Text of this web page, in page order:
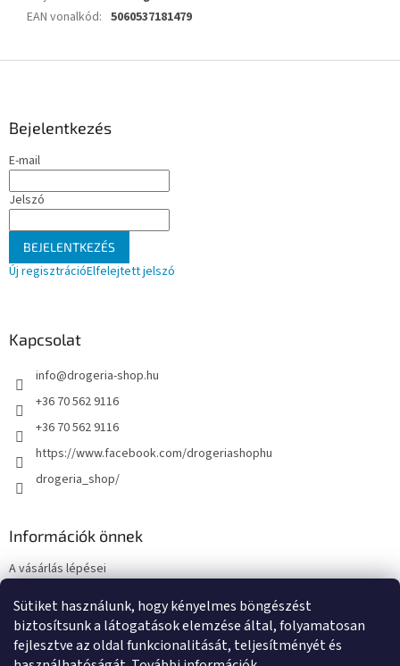
Sütiket használunk, hogy kényelmes böngészést
biztosítsunk a látogatások elemzése által, folyamatosan
fejlesztve az oldal funkcionalitását, teljesítményét és
EAN vonalkód: 5060537181479
Bejelentkezés
E-mail
Jelszó
BEJELENTKEZÉS
Új regisztrációElfelejtett jelszó
Kapcsolat
info@drogeria-shop.hu
+36 70 562 9116
+36 70 562 9116
https://www.facebook.com/drogeriashophu
drogeria_shop/
Információk önnek
A vásárlás lépései
Adatkezelési tájékoztató
Elérhetőségek